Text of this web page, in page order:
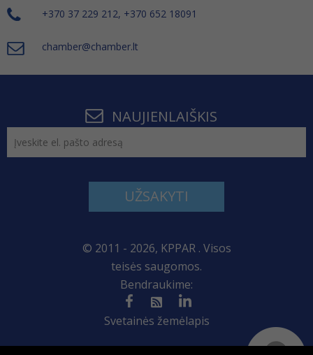
+370 37 229 212, +370 652 18091
chamber@chamber.lt
NAUJIENLAIŠKIS
UŽSAKYTI
© 2011 - 2026, KPPAR . Visos
teisės saugomos.
Bendraukime:
Svetainės žemėlapis